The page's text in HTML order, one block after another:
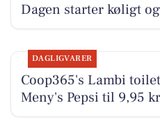
Dagen starter køligt
DAGLIGVARER
Coop365's Lambi
Meny's Pepsi til 9,95